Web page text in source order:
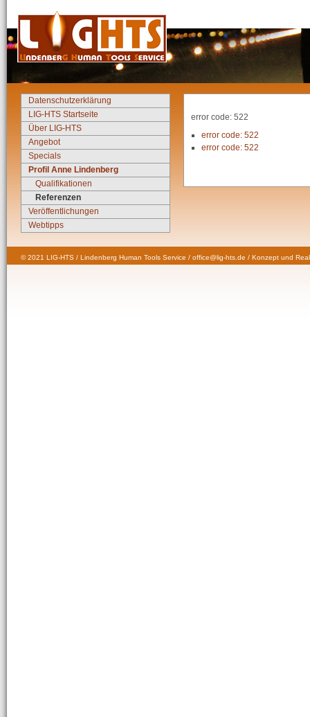
Datenschutzerklärung
LIG-HTS Startseite
Über LIG-HTS
Angebot
Specials
Profil Anne Lindenberg
Qualifikationen
Referenzen
Veröffentlichungen
Webtipps
error code: 522
error code: 522
error code: 522
© 2021 LIG-HTS / Lindenberg Human Tools Service / office@lig-hts.de / Konzept und